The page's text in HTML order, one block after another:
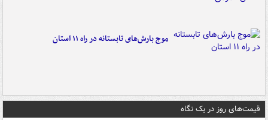
موج بارش‌های تابستانه در راه ۱۱ استان
قیمت‌های روز در یک نگاه